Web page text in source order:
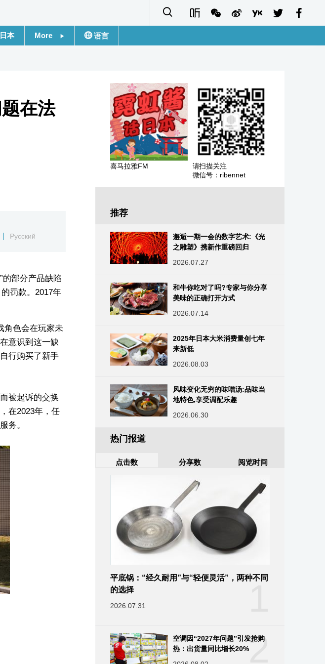
本 More
日本信息库
语言
Français
Español
Русский
在法
Русский
的部分产品缺陷
罚款。2017年
角色会在玩家未
意识到这一缺
行购买了新手
被起诉的交换
在2023年，任
务。
喜马拉雅FM
请扫描关注
微信号：ribennet
推荐
邂逅一期一会的数字艺术:《光
之雕塑》携新作重磅回归
2026.07.27
和牛你吃对了吗?专家与你分享
美味的正确打开方式
2026.07.14
2025年日本大米消费量创七年
来新低
2026.08.03
风味变化无穷的味噌汤:品味当
地特色,享受调配乐趣‌
2026.06.30
热门报道
点击数 分享数 阅览时间
平底锅：“经久耐用”与“轻便灵活”，两种不同
的选择
2026.07.31
2
空调因“2027年问题”引发抢购
热：出货量同比增长20%